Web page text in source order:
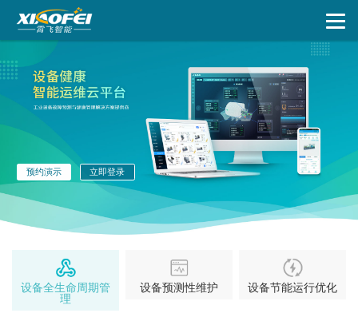
预约演示 立即登录
设备全生命周期管
理
设备预测性维护 设备节能运行优化